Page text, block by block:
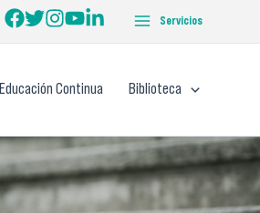
Servicios
Educación Continua Biblioteca